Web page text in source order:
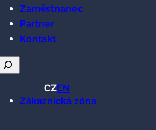
Zaměstnanec
Partner
Kontakt
Hledat
CZEN
Zákaznická zóna